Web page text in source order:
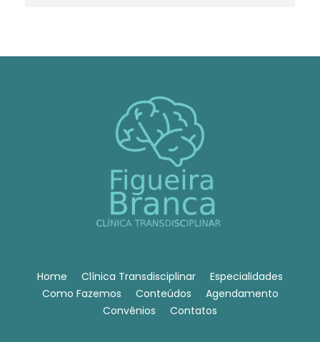
Home Clínica Transdisciplinar
Especialidades
Como Fazemos
Conteúdos
Agendamento
Convênios
Contatos